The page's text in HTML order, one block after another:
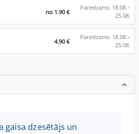
no 1.90 €
Paredzams: 18.08.–
25.08.
4.90 €
Paredzams: 18.08.–
25.08.
gaisa dzesētājs un